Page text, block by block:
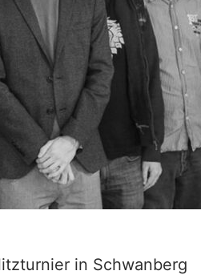
in Schwanberg